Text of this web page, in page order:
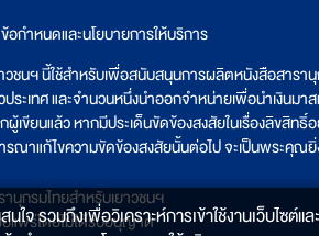
ข้อกำหนดและนโยบายการให้บริการ
ชนฯ นี้ใช้สำหรับเพื่อสนับสนุนการผลิตหนังสือสารา
วประเทศ และจำนวนหนึ่งนำออกจำหน่ายเพื่อนำเงิน
ยนแล้ว หากมีประเด็นขัดข้องสงสัยในเรื่องลิขสิทธิ์อ
ณาแก้ไขความขัดข้องสงสัยนั้นต่อไป จะเป็นพระคุณ
นุกรมไทยสำหรับเยาวชนฯ
แพร่โดยไม่ได้รับอนุญาต
รวมถึงเพื่อวิเคราะห์การเข้าใช้งานเว็บไซต์แล